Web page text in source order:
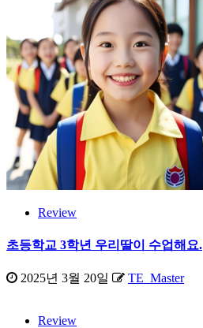
Review
초등학교 3학년 우리딸이 수업해요.
2025년 3월 20일 TE_Master
Review